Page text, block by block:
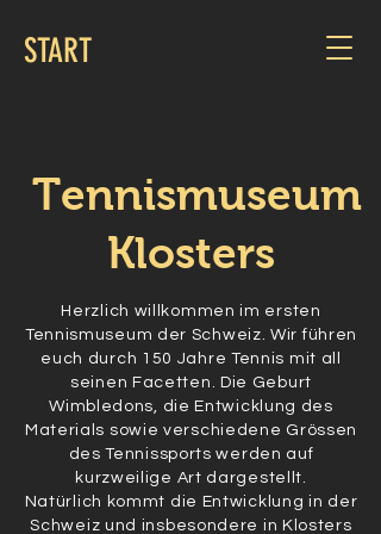
START
Tennismuseum
Klosters
Herzlich willkommen im ersten
Tennismuseum der Schweiz. Wir führen
euch durch 150 Jahre Tennis mit all
seinen Facetten. Die Geburt
Wimbledons, die Entwicklung des
Materials sowie verschiedene Grössen
des Tennissports werden auf
kurzweilige Art dargestellt.
Natürlich kommt die Entwicklung in der
Schweiz und insbesondere in Klosters